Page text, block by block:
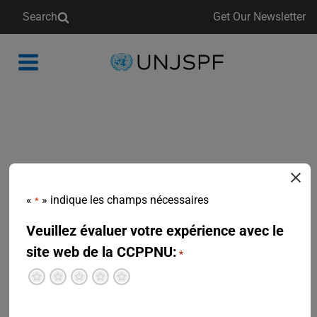
Search Get Our Newsletter
Back
«* » indique les champs nécessaires
Veuillez évaluer votre expérience avec le
site web de la CCPPNU: *
Excellent
Plutôt bien
Neutre
Pas terrible
Terrible